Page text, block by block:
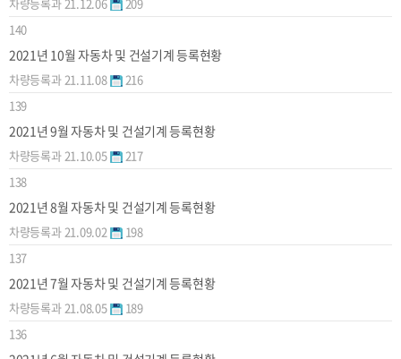
140
2021년 10월 자동차 및 건설기계 등록현황
차량등록과 21.11.08
216
139
2021년 9월 자동차 및 건설기계 등록현황
차량등록과 21.10.05
217
138
2021년 8월 자동차 및 건설기계 등록현황
차량등록과 21.09.02
198
137
2021년 7월 자동차 및 건설기계 등록현황
차량등록과 21.08.05
189
136